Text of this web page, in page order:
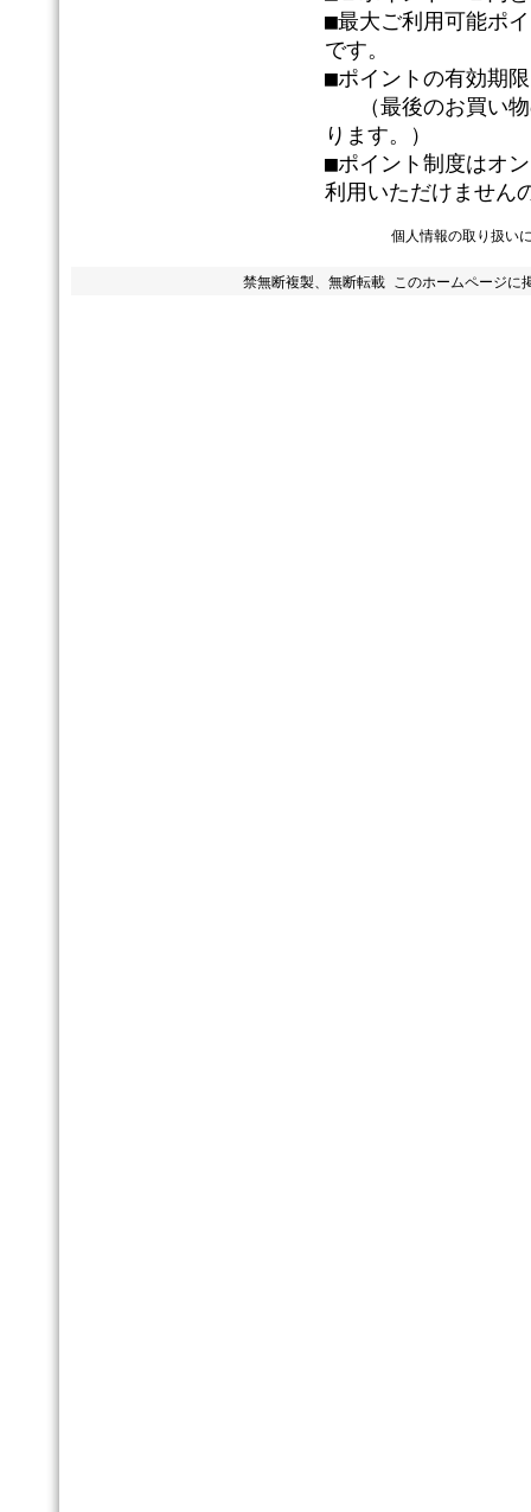
■最大ご利用可能ポ
です。
■ポイントの有効期
（最後のお買い物
ります。）
■ポイント制度はオ
利用いただけません
個人情報の取り扱い
禁無断複製、無断転載 このホームページに